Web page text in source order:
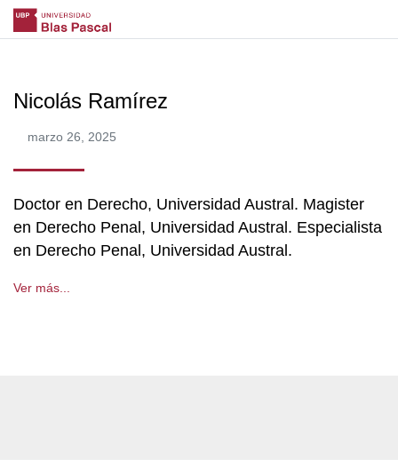
Nicolás Ramírez
marzo 26, 2025
Doctor en Derecho, Universidad Austral. Magister
en Derecho Penal, Universidad Austral. Especialista
en Derecho Penal, Universidad Austral.
Ver más...